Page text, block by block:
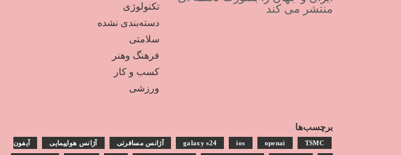
منتشر می کند
تکنولوژی
دسته‌بندی نشده
سلامتی
فرهنگ وهنر
کسب و کار
ورزشی
برچسب‌ها
galaxy s24 ios openai TSMC آژانس مسافرتی آژانس هواپیمایی آیفون